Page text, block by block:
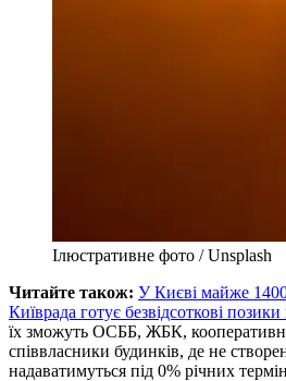
Ілюстративне фото / Unsplash
Читайте також: У Києві майже 1400
Київрада готує безвідсоткові
їх зможуть ОСББ, ЖБК,
співвласники будинків, де не
надаватимуться під 0% річних